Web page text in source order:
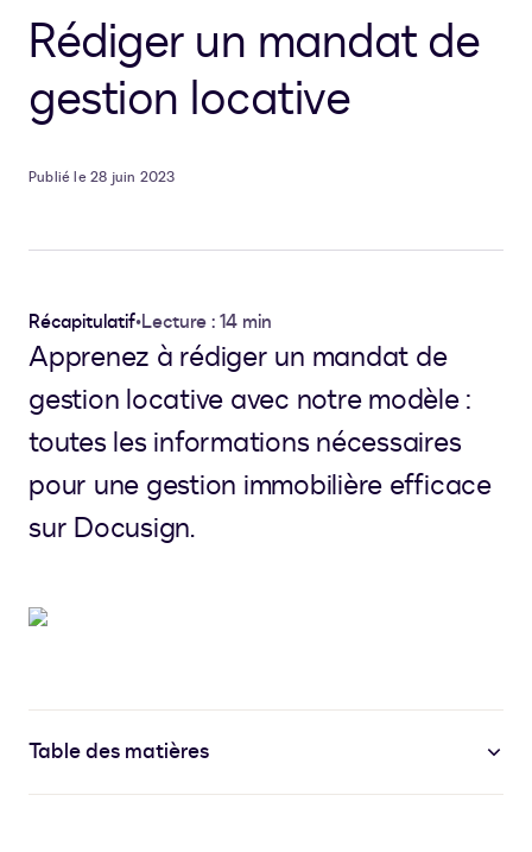
Rédiger un mandat de
gestion locative
Publié le 28 juin 2023
Récapitulatif•Lecture : 14 min
Apprenez à rédiger un mandat de
gestion locative avec notre modèle :
toutes les informations nécessaires
pour une gestion immobilière efficace
sur Docusign.
Table des matières